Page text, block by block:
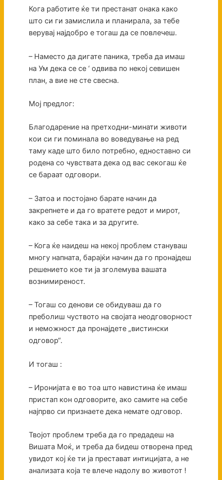
Кога работите ќе ти престанат онака како
што си ги замислила и планирала, за тебе
верувај најдобро е тогаш да се повлечеш.
– Наместо да дигате паника, треба да имаш
на Ум дека се се ‘ одвива по некој севишен
план, а вие не сте свесна.
Мој предлог:
Благодарение на претходни-минати животи
кои си ги поминала во воведување на ред
таму каде што било потребно, едноставно си
родена со чувствата дека од вас секогаш ќе
се бараат одговори.
– Затоа и постојано барате начин да
закрепнете и да го вратете редот и мирот,
како за себе така и за другите.
– Кога ќе наидеш на некој проблем стануваш
многу напната, барајќи начин да го пронајдеш
решението кое ти ја зголемува вашата
вознимиреност.
– Тогаш со денови се обидуваш да го
преболиш чуството на својата неодговорност
и неможност да пронајдете „вистински
одговор“.
И тогаш :
– Иронијата е во тоа што навистина ќе имаш
пристап кон одговорите, ако самите на себе
најпрво си признаете дека немате одговор.
Твојот проблем треба да го предадеш на
Вишата Моќ, и треба да бидеш отворена пред
увидот кој ќе ти ја престават интицијата, а не
анализата која те влече надолу во животот !